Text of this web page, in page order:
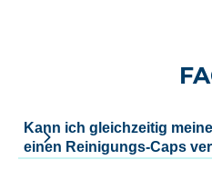
Kann ich gleichzeitig
einen Reinigungs-Caps